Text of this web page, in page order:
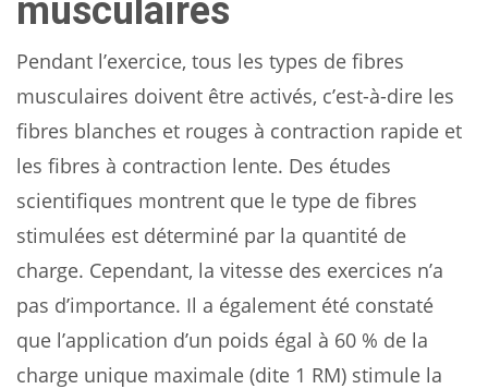
musculaires
Pendant l’exercice, tous les types de fibres
musculaires doivent être activés, c’est-à-dire les
fibres blanches et rouges à contraction rapide et
les fibres à contraction lente. Des études
scientifiques montrent que le type de fibres
stimulées est déterminé par la quantité de
charge. Cependant, la vitesse des exercices n’a
pas d’importance. Il a également été constaté
que l’application d’un poids égal à 60 % de la
charge unique maximale (dite 1 RM) stimule la